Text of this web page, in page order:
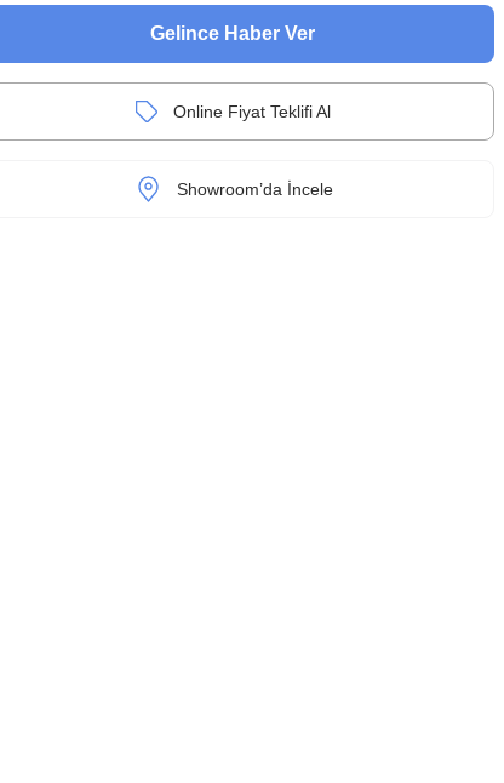
Gelince Haber Ver
Online Fiyat Teklifi Al
Showroom’da İncele